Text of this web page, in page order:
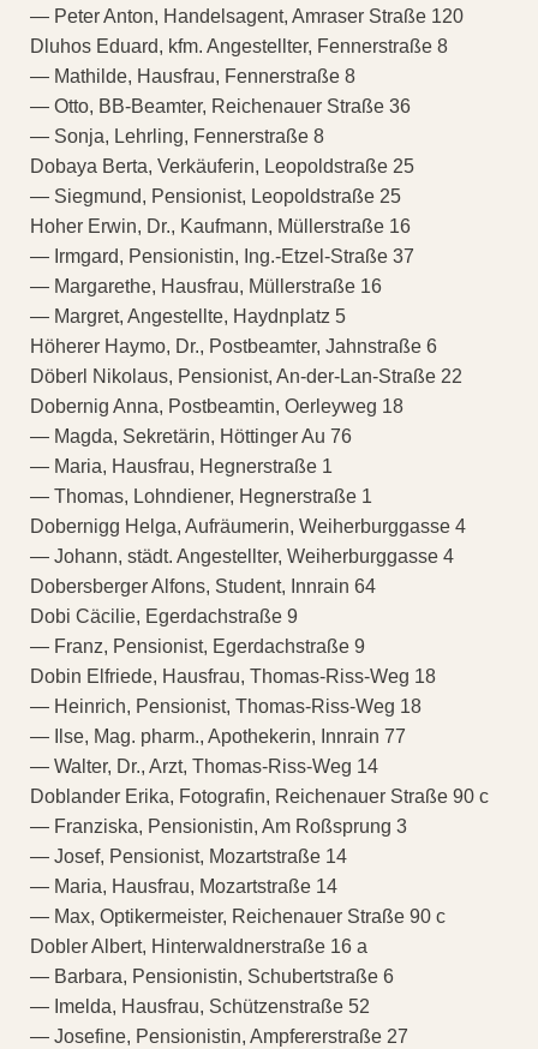
— Peter Anton, Handelsagent, Amraser Straße 120
Dluhos Eduard, kfm. Angestellter, Fennerstraße 8
— Mathilde, Hausfrau, Fennerstraße 8
— Otto, BB-Beamter, Reichenauer Straße 36
— Sonja, Lehrling, Fennerstraße 8
Dobaya Berta, Verkäuferin, Leopoldstraße 25
— Siegmund, Pensionist, Leopoldstraße 25
Hoher Erwin, Dr., Kaufmann, Müllerstraße 16
— Irmgard, Pensionistin, Ing.-Etzel-Straße 37
— Margarethe, Hausfrau, Müllerstraße 16
— Margret, Angestellte, Haydnplatz 5
Höherer Haymo, Dr., Postbeamter, Jahnstraße 6
Döberl Nikolaus, Pensionist, An-der-Lan-Straße 22
Dobernig Anna, Postbeamtin, Oerleyweg 18
— Magda, Sekretärin, Höttinger Au 76
— Maria, Hausfrau, Hegnerstraße 1
— Thomas, Lohndiener, Hegnerstraße 1
Dobernigg Helga, Aufräumerin, Weiherburggasse 4
— Johann, städt. Angestellter, Weiherburggasse 4
Dobersberger Alfons, Student, Innrain 64
Dobi Cäcilie, Egerdachstraße 9
— Franz, Pensionist, Egerdachstraße 9
Dobin Elfriede, Hausfrau, Thomas-Riss-Weg 18
— Heinrich, Pensionist, Thomas-Riss-Weg 18
— Ilse, Mag. pharm., Apothekerin, Innrain 77
— Walter, Dr., Arzt, Thomas-Riss-Weg 14
Doblander Erika, Fotografin, Reichenauer Straße 90 c
— Franziska, Pensionistin, Am Roßsprung 3
— Josef, Pensionist, Mozartstraße 14
— Maria, Hausfrau, Mozartstraße 14
— Max, Optikermeister, Reichenauer Straße 90 c
Dobler Albert, Hinterwaldnerstraße 16 a
— Barbara, Pensionistin, Schubertstraße 6
— Imelda, Hausfrau, Schützenstraße 52
— Josefine, Pensionistin, Ampfererstraße 27